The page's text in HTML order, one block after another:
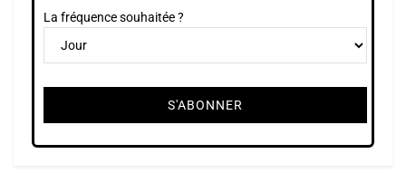
La fréquence souhaitée ?